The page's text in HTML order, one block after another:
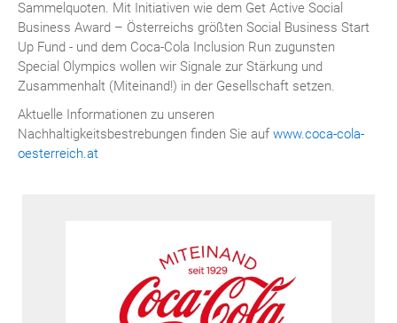
Sammelquoten. Mit Initiativen wie dem Get Active Social
Business Award – Österreichs größten Social Business Start
Up Fund - und dem Coca-Cola Inclusion Run zugunsten
Special Olympics wollen wir Signale zur Stärkung und
Zusammenhalt (Miteinand!) in der Gesellschaft setzen.
Aktuelle Informationen zu unseren
Nachhaltigkeitsbestrebungen finden Sie auf www.coca-cola-
oesterreich.at